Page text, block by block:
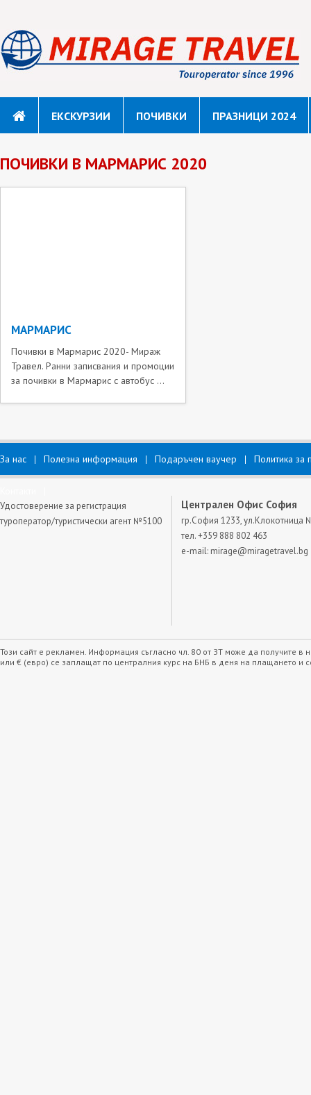
ЕКСКУРЗИИ ПОЧИВКИ ПРАЗНИЦИ 2024
ПОЧИВКИ В МАРМАРИС 2020
МАРМАРИС
Почивки в Мармарис 2020- Мираж
Травел. Ранни записвания и промоции
за почивки в Мармарис с автобус ...
За нас Полезна информация Подаръчен ваучер Политика за
Удостоверение за регистрация
туроператор/туристически агент №5100
Централен Офис София
гр.София 1233, ул.Клокотница
тел. +359 888 802 463
e-mail: mirage@miragetravel.bg
Този сайт е рекламен. Информация съгласно чл. 80 от ЗТ може да получите
или € (евро) се заплащат по централния курс на БНБ в деня на плащането и